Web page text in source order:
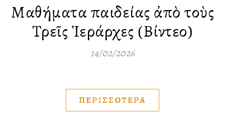
Μαθήματα παιδείας ἀπὸ τοὺς
Τρεῖς Ἱεράρχες (Βίντεο)
14/02/2026
ΠΕΡΙΣΣΟΤΕΡΑ